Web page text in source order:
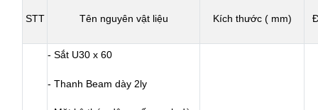
STT Tên nguyên vật liệu Kích thước ( mm)
- Sắt U30 x 60
- Thanh Beam dày 2ly